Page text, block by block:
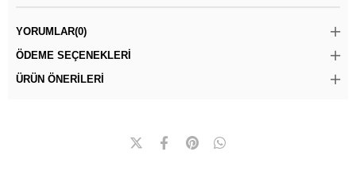
YORUMLAR(0)
ÖDEME SEÇENEKLERI
ÜRÜN ÖNERILERI